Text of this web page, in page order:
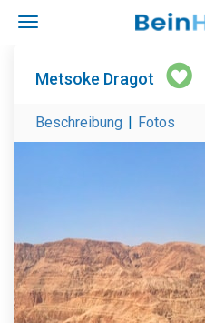
Metsoke Dragot
Beschreibung | Fotos